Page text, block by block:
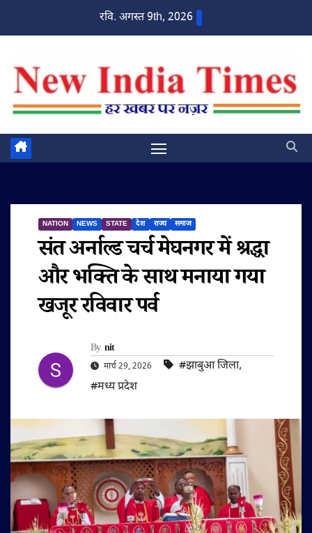
रवि. अगस्त 9th, 2026
NATION NEWS STATE देश राज्य समाज
संत अर्नाल्ड चर्च मेघनगर में श्रद्धा
और भक्ति के साथ मनाया गया
खजूर रविवार पर्व
By nit
मार्च 29, 2026 #झाबुआ जिला,
#मध्य प्रदेश